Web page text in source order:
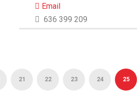
Email
636 399 209
21 22 23 24 25